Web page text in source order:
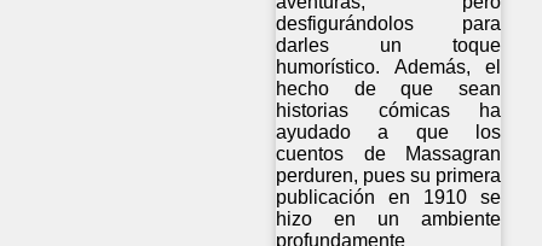
desfigurándolos para
darles un toque
humorístico. Además, el
hecho de que sean
historias cómicas ha
ayudado a que los
cuentos de Massagran
perduren, pues su primera
publicación en 1910 se
hizo en un ambiente
profundamente